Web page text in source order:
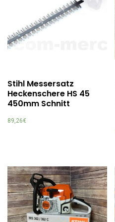
Stihl Messersatz
Heckenschere HS 45
450mm Schnitt
89,26€